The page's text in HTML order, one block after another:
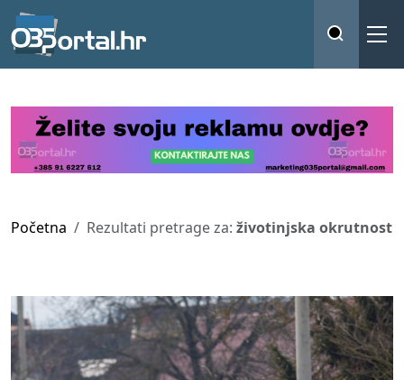
Početna Rezultati pretrage za: životinjska okrutnost